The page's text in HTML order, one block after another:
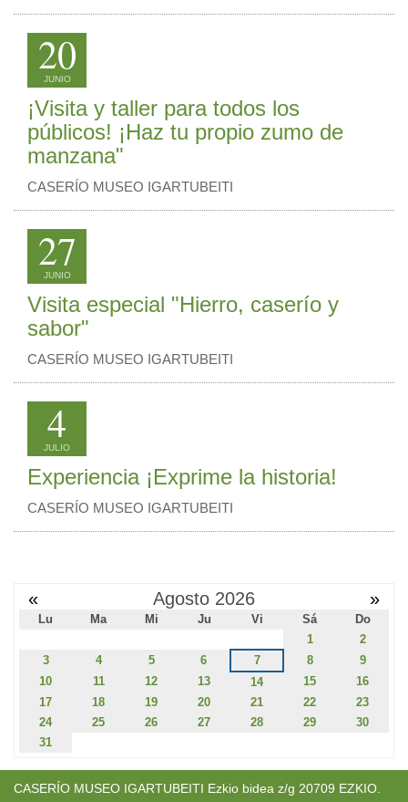
20
JUNIO
¡Visita y taller para todos los
públicos! ¡Haz tu propio zumo de
manzana"
CASERÍO MUSEO IGARTUBEITI
27
JUNIO
Visita especial "Hierro, caserío y
sabor"
CASERÍO MUSEO IGARTUBEITI
4
JULIO
Experiencia ¡Exprime la historia!
CASERÍO MUSEO IGARTUBEITI
« Agosto 2026 »
Lu Ma Mi Ju Vi Sá
Do
1
2
3
4 5 6 7 8
9
10
11 12 13 14 15
16
17
18 19 20 21 22
23
24
25 26 27 28 29
30
31
CASERÍO MUSEO IGARTUBEITI Ezkio bidea z/g 20709 EZKIO.